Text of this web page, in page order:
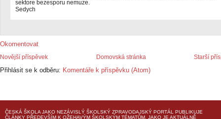
sektore bezesporu nemuze.
Sedych
Okomentovat
Novější příspěvek Starší
Domovská stránka
Přihlásit se k odběru: Komentáře k příspěvku (Atom)
ČESKÁ ŠKOLA JAKO NEZÁVISLÝ ŠKOLSKÝ ZPRAVODAJSKÝ PORTÁL PUBLIKUJE
ČLÁNKY PŘEDEVŠÍM K OŽEHAVÝM ŠKOLSKÝM TÉMATŮM, JAKO JE AKTUÁLNĚ